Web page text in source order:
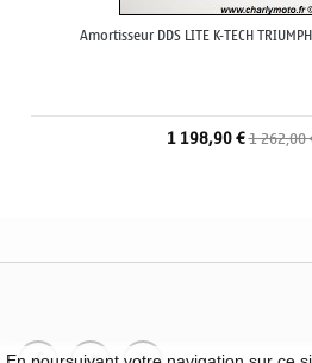
Amortisseur DDS LITE K-TECH
1 198,90 €1 262,00